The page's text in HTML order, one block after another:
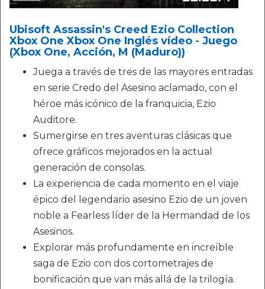
Ubisoft Assassin's Creed Ezio Collection
Xbox One Xbox One Inglés vídeo - Juego
(Xbox One, Acción, M (Maduro))
Juega a través de tres de las mayores entradas
en serie Credo del Asesino aclamado, con el
héroe más icónico de la franquicia, Ezio
Auditore.
Sumergirse en tres aventuras clásicas que
ofrece gráficos mejorados en la actual
generación de consolas.
La experiencia de cada momento en el viaje
épico del legendario asesino Ezio de un joven
noble a Fearless líder de la Hermandad de los
Asesinos.
Explorar más profundamente en increíble
saga de Ezio con dos cortometrajes de
bonificación que van más allá de la trilogía.